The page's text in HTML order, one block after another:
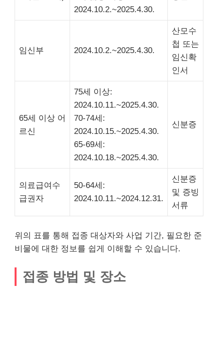
2024.10.2.~2025.4.30.
임신부 2024.10.2.~2025.4.30.
산모수
첩 또는
임신확
인서
65세 이상 어
르신
75세 이상:
2024.10.11.~2025.4.30.
70-74세:
2024.10.15.~2025.4.30.
65-69세:
2024.10.18.~2025.4.30.
신분증
의료급여수
급권자
50-64세:
2024.10.11.~2024.12.31.
신분증
및 증빙
서류
위의 표를 통해 접종 대상자와 사업 기간, 필요한 준
비물에 대한 정보를 쉽게 이해할 수 있습니다.
접종 방법 및 장소